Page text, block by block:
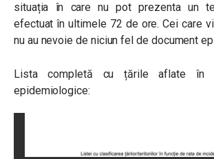
situația în care nu pot prezenta un
efectuat în ultimele 72 de ore.Cei care
nu au nevoie de niciun fel de document
Lista completă cu țările aflate în
epidemiologice: